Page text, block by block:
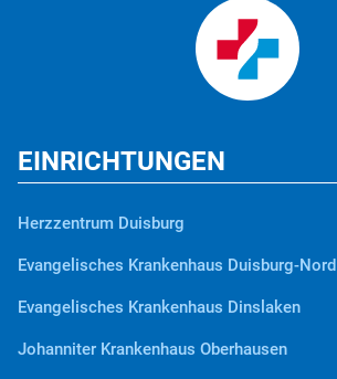
EINRICHTUNGEN
Herzzentrum Duisburg
Evangelisches Krankenhaus Duisburg-Nord
Evangelisches Krankenhaus Dinslaken
Johanniter Krankenhaus Oberhausen